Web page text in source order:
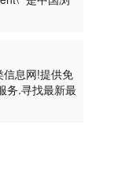
，是腾讯公
的大型综合
全球华人用
和互动性，
联网媒体平
和全面深入
信息网!提供免
务.寻找最新最
二手车、二